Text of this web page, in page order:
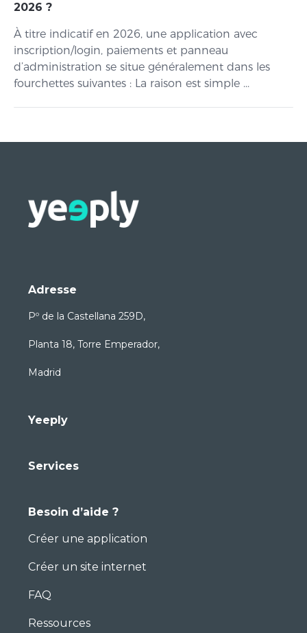
2026 ?
À titre indicatif en 2026, une application avec
inscription/login, paiements et panneau
d’administration se situe généralement dans les
fourchettes suivantes : La raison est simple ...
Adresse
Pº de la Castellana 259D,
Planta 18, Torre Emperador,
Madrid
Yeeply
Services
Besoin d’aide ?
Créer une application
Créer un site internet
FAQ
Ressources